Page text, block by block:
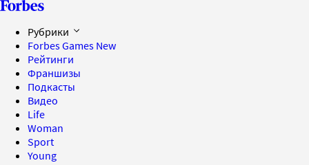
Рубрики
Forbes Games New
Рейтинги
Франшизы
Подкасты
Видео
Life
Woman
Sport
Young